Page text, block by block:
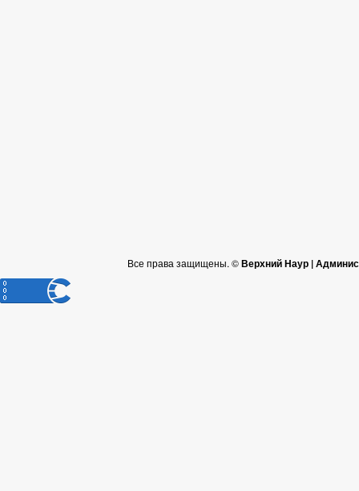
Все права защищены. ©Верхний Наур |